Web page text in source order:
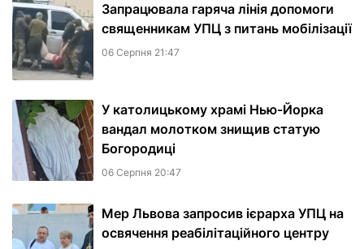
Запрацювала гаряча лінія допомоги
священникам УПЦ з питань мобілізації
06 Серпня 21:47
У католицькому храмі Нью-Йорка
вандал молотком знищив статую
Богородиці
06 Серпня 20:47
Мер Львова запросив ієрарха УПЦ на
освячення реабілітаційного центру